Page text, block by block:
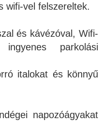
wifi-vel felszereltek.
és kávézóval, Wifi-
parkolási
italokat és könnyű
napozóágyakat